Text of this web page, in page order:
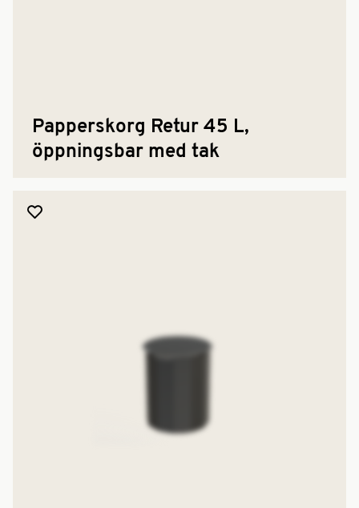
Papperskorg Retur 45 L,
öppningsbar med tak
Lägg till produkt i favoriter